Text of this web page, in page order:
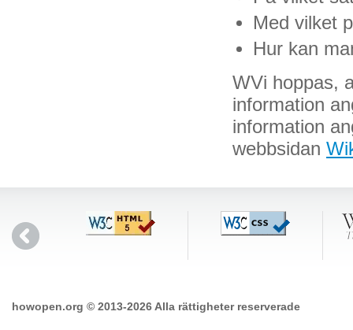
Med vilket
Hur kan
WVi hoppas,
information
information
webbsidan
howopen.org © 2013-2026 Alla rättigheter reserverade